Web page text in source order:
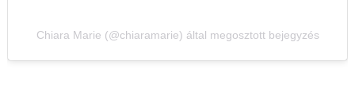
Chiara Marie (@chiaramarie) által megosztott bejegyzés